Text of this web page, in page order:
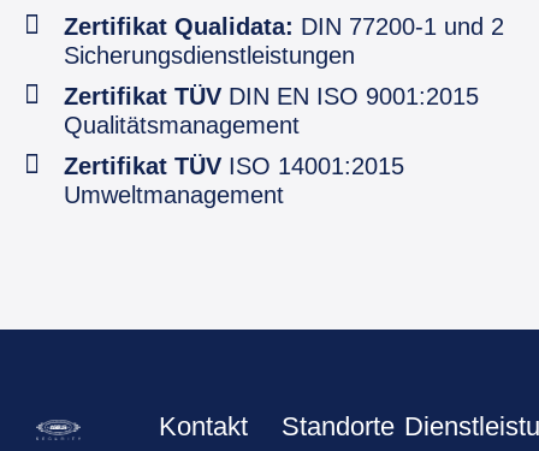
Zertifikat Qualidata: DIN 77200-1 und 2
Sicherungsdienstleistungen
Zertifikat TÜV DIN EN ISO 9001:2015
Qualitätsmanagement
Zertifikat TÜV ISO 14001:2015
Umweltmanagement
Kontakt Standorte